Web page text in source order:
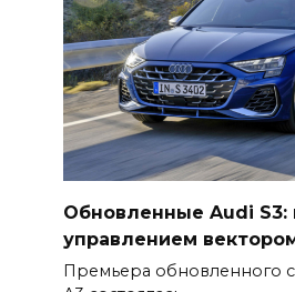
Обновленные Audi
управлением
Премьера обновленного